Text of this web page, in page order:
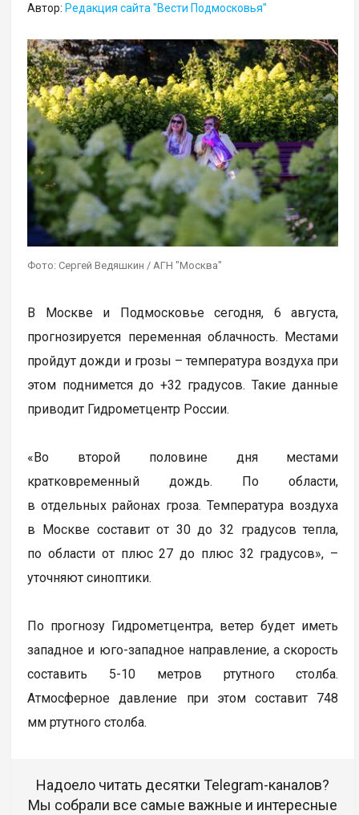
Автор: Редакция сайта "Вести Подмосковья"
Фото: Сергей Ведяшкин / АГН "Москва"
В Москве и Подмосковье сегодня, 6 августа,
прогнозируется переменная облачность. Местами
пройдут дожди и грозы – температура воздуха при
этом поднимется до +32 градусов. Такие данные
приводит Гидрометцентр России.
«Во второй половине дня местами
кратковременный дождь. По области,
в отдельных районах гроза. Температура воздуха
в Москве составит от 30 до 32 градусов тепла,
по области от плюс 27 до плюс 32 градусов», –
уточняют синоптики.
По прогнозу Гидрометцентра, ветер будет иметь
западное и юго-западное направление, а скорость
составить 5-10 метров ртутного столба.
Атмосферное давление при этом составит 748
мм ртутного столба.
Надоело читать десятки Telegram-каналов?
Мы собрали все самые важные и интересные